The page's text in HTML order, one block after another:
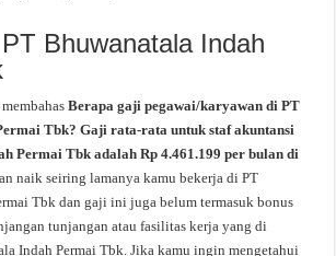
Bhuwanatala Indah
Berapa gaji pegawai/karyawan di PT
Tbk? Gaji rata-rata untuk staf akuntansi
Permai Tbk adalah Rp 4.461.199 per bulan di
naik seiring lamanya kamu bekerja di PT
Tbk dan gaji ini juga belum termasuk bonus
tunjangan atau fasilitas kerja yang di
Indah Permai Tbk. Jika kamu ingin mengetahui